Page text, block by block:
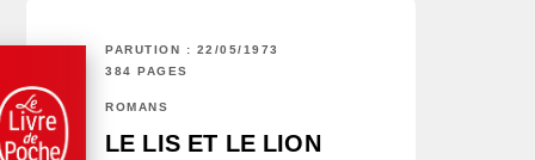
PARUTION : 22/05/1973
384 PAGES
ROMANS
LE LIS ET LE LION